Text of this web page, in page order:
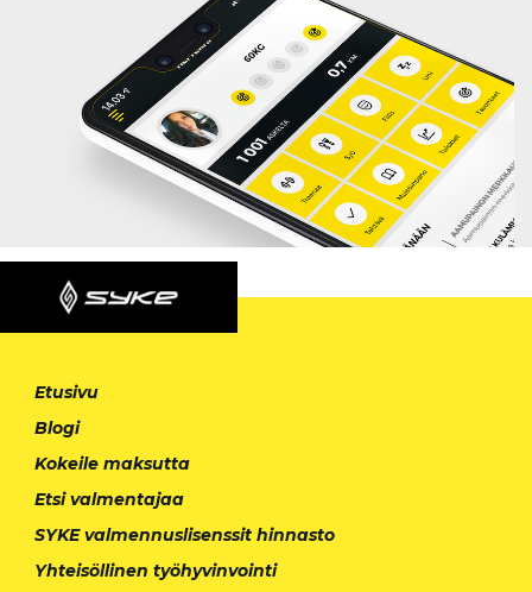
Etusivu
Blogi
Kokeile maksutta
Etsi valmentajaa
SYKE valmennuslisenssit hinnasto
Yhteisöllinen työhyvinvointi